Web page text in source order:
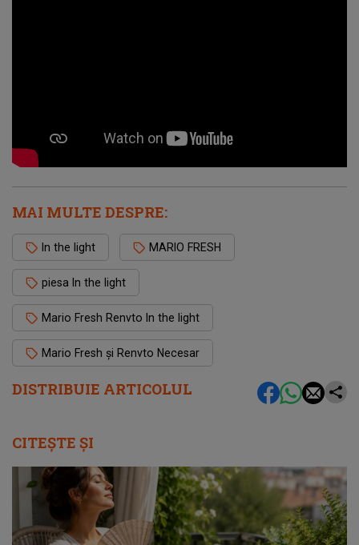
DISTRIBUIE ARTICOLUL
MAI MULTE DESPRE:
In the light MARIO FRESH
piesa In the light
Mario Fresh Renvto In the light
Mario Fresh și Renvto Necesar
CITEȘTE ȘI